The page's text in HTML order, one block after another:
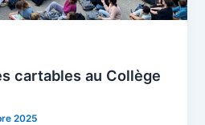
cartables au Collège
2025